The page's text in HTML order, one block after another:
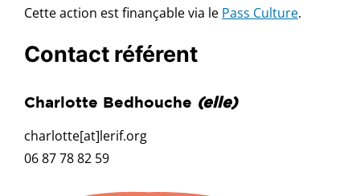
Cette action est finançable via le Pass Culture.
Contact référent
Charlotte Bedhouche (elle)
charlotte[at]lerif.org
06 87 78 82 59